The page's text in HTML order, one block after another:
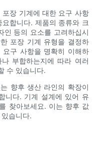
장 기계에 대한 요구 사항
합니다. 제품의 종류와 크
인 등의 요소를 고려하십시
포장 기계 유형을 결정하
구 사항을 명확히 이해하
부합하는지에 따라 여러
수 있습니다.
향후 생산 라인의 확장이
니다. 기계 설계에 있어 유
찾아보세요. 이는 향후 값
습니다.